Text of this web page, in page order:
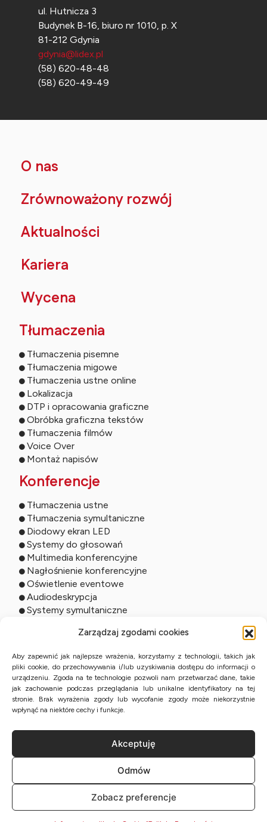
Zarządzaj zgodami cookies
Aby zapewnić jak najlepsze wrażenia, korzystamy z technologii, takich jak
pliki cookie, do przechowywania i/lub uzyskiwania dostępu do informacji o
urządzeniu. Zgoda na te technologie pozwoli nam przetwarzać dane, takie
jak zachowanie podczas przeglądania lub unikalne identyfikatory na tej
stronie. Brak wyrażenia zgody lub wycofanie zgody może niekorzystnie
wpłynąć na niektóre cechy i funkcje.
Akceptuję
Odmów
Zobacz preferencje
ul. Hutnicza 3
Budynek B-16, biuro nr 1010, p. X
81-212 Gdynia
gdynia@lidex.pl
(58) 620-48-48
(58) 620-49-49
O nas
Zrównoważony rozwój
Aktualności
Kariera
Wycena
Tłumaczenia
Tłumaczenia pisemne
Tłumaczenia migowe
Tłumaczenia ustne online
Lokalizacja
DTP i opracowania graficzne
Obróbka graficzna tekstów
Tłumaczenia filmów
Voice Over
Montaż napisów
Konferencje
Tłumaczenia ustne
Tłumaczenia symultaniczne
Diodowy ekran LED
Systemy do głosowań
Multimedia konferencyjne
Nagłośnienie konferencyjne
Oświetlenie eventowe
Audiodeskrypcja
Systemy symultaniczne
Usługi online
Tłumaczenia zdalne
Tłumaczenia ustne online
Studio online
Streaming wydarzeń
Tłumaczenia przysięgłe z KPE
Regulamin
Informacje o „Cookies”
Mapa strony